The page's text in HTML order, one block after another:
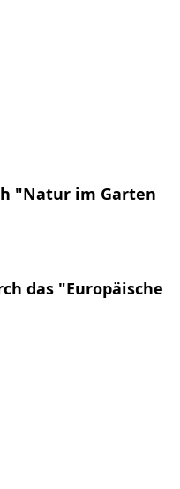
"Natur im Garten
das "Europäische